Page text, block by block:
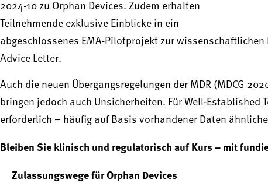
2024-10 zu Orphan Devices. Zudem erhalten
Teilnehmende exklusive Einblicke in ein
abgeschlossenes EMA-Pilotprojekt zur
Advice Letter.
Auch die neuen Übergangsregelungen der MDR (MDCG
bringen jedoch auch Unsicherheiten. Für Well-
erforderlich – häufig auf Basis vorhandener Daten
Bleiben Sie klinisch und regulatorisch auf Kurs – mit
Zulassungswege für Orphan Devices